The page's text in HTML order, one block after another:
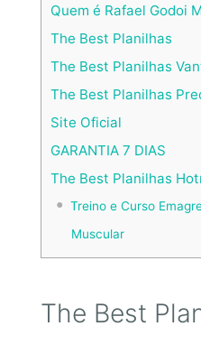
Quem é Rafael Godoi
The Best Planilhas
The Best Planilhas
The Best Planilhas
Site Oficial
GARANTIA 7 DIAS
The Best Planilhas
Treino e Curso
Muscular
The Best